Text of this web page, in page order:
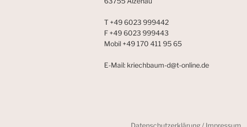
T +49 6023 999442
F +49 6023 999443
Mobil +49 170 411 95 65
E-Mail: kriechbaum-d@t-online.de
Datenschutzerklärung / Impressum